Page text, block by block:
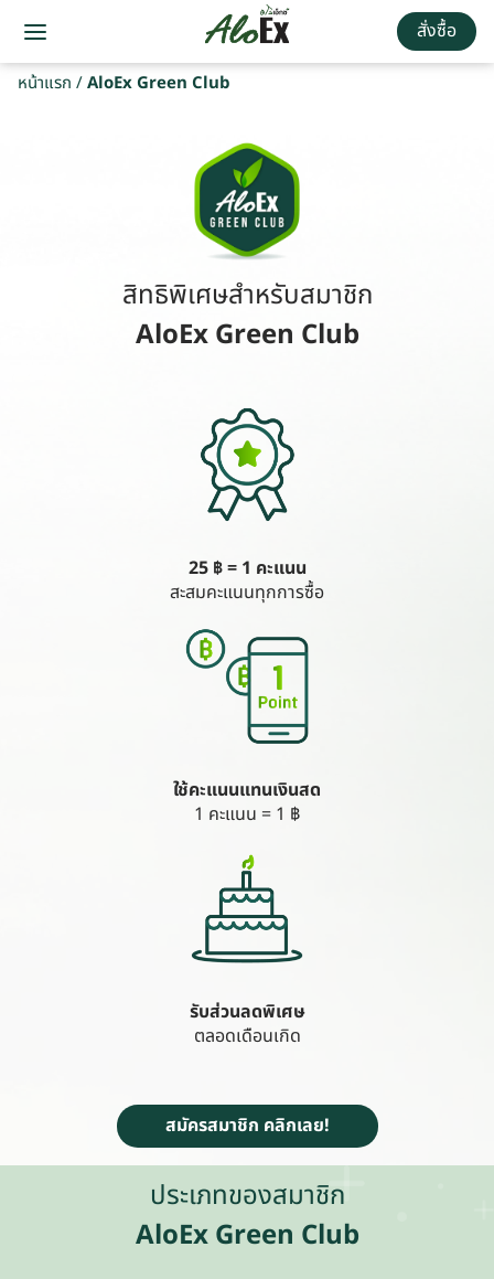
สั่งซื้อ
หน้าแรก /AloEx Green Club
สิทธิพิเศษสำหรับสมาชิก
AloEx Green Club
25 ฿ = 1 คะแนน
สะสมคะแนนทุกการซื้อ
ใช้คะแนนแทนเงินสด
1 คะแนน = 1 ฿
รับส่วนลดพิเศษ
ตลอดเดือนเกิด
สมัครสมาชิก คลิกเลย!
ประเภทของสมาชิก
AloEx Green Club